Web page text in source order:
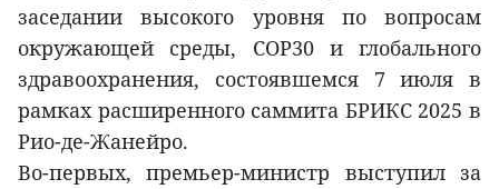
заседании высокого уровня по вопросам
окружающей среды, COP30 и глобального
здравоохранения, состоявшемся 7 июля в
рамках расширенного саммита БРИКС 2025 в
Рио-де-Жанейро.
Во-первых, премьер-министр выступил за